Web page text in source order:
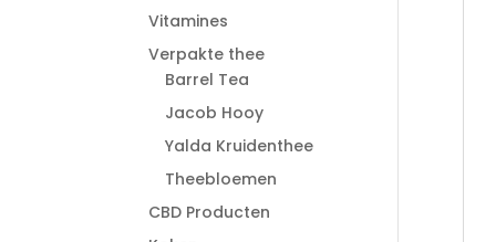
Vitamines
Verpakte thee
Barrel Tea
Jacob Hooy
Yalda Kruidenthee
Theebloemen
CBD Producten